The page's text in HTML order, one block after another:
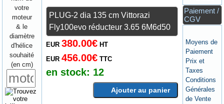
votre
moteur
& le
diamètre
d'hélice
souhaité
(en cm)
PLUG-2 dia 135 cm Vittorazi
Fly100evo réducteur 3.65 6M6d50
EUR380.00€ HT
EUR456.00€ TTC
en stock: 12
Ajouter au panier
Paiement /
CGV
Moyens de
Paiement
Prix et
Taxes
Conditions
Générales
de Vente